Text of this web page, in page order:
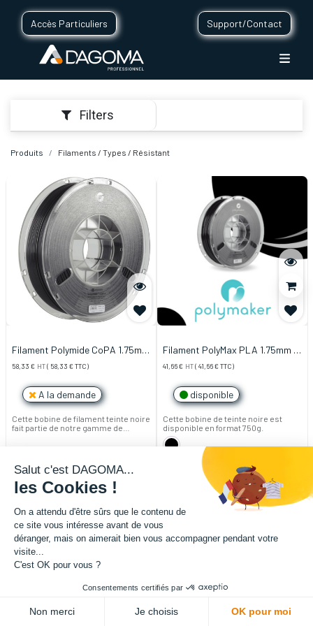
Accès Particuliers Support/Contact
Filters
Produits Filaments / Types / Résistant
Filament Polymide CoPA 1.75mm
750g Noir
58,33 € HT( 58,33 €TTC)
A la demande
Cette bobine de filament teinte noire
fait partie de notre gamme de
Free.
Facile à imprimer, il est
fréquemment utilisé dans le
secteur de l'ingénierie. Il combine
résistance à des chaleurs jusqu'a
Filament PolyMax PLA 1.75mm -
Noir
41,66€ HT( 41,66€TTC)
disponible
Cette bobine de teinte noire est
disponible en format 750g.
Salut c'est DAGOMA...
les Cookies !
On a attendu d'être sûrs que le contenu de
ce site vous intéresse avant de vous
déranger, mais on aimerait bien vous accompagner pendant votre
visite...
C'est OK pour vous ?
Consentements certifiés par
Non merci Je choisis OK pour moi